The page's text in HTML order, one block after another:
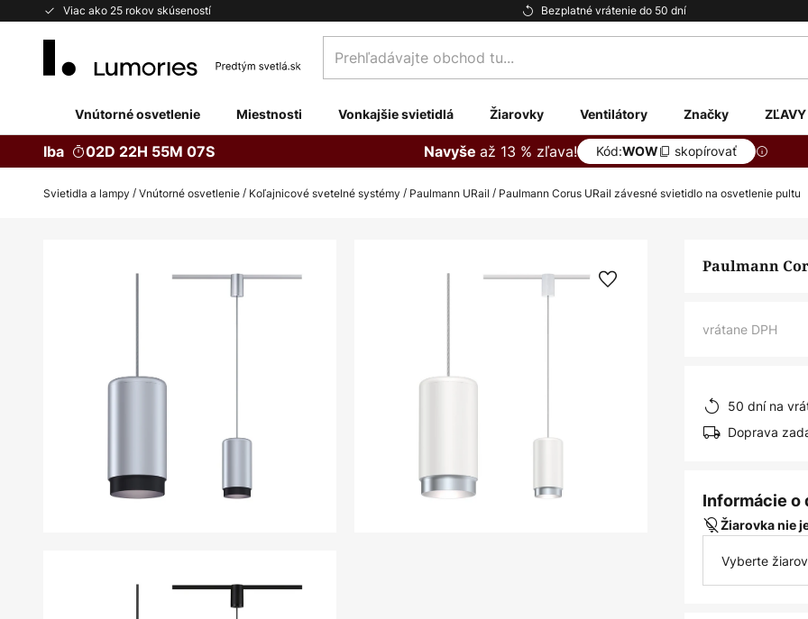
Viac ako 25 rokov skúseností Bezplatné vrátenie do 50 dní
Skip
Prehľadávajte
obchod
Vnútorné osvetlenie Miestnosti Vonkajšie svietidlá Žiarovky Ventilátory Značky ZĽAVY
Iba 02D 22H 55M 06S Navyše až 13 % zľava! Kód:WOW skopírovať
Svietidla a lampy Vnútorné osvetlenie Koľajnicové svetelné systémy Paulmann URail Paulmann Corus URail závesné svietidlo na osvetlenie pultu
Paulmann
vrátane DPH
50 dní na
Doprava
Informácie o
Žiarovka nie
Vyberte